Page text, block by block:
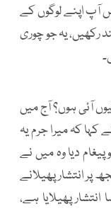
آپ اپنے لوگوں کے
رکھیں، یہ جو چوری
آئی ہوں؟ آج میں
کہ میرا جرم یہ
دیا وہ میں نے
پر انتشار پھیلانے
پھیلایا ہے،